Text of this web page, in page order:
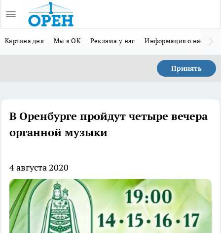
Картина дня Мы в ОК Реклама у нас Информация о нас
Принять
В Оренбурге пройдут четыре вечера
органной музыки
4 августа 2020